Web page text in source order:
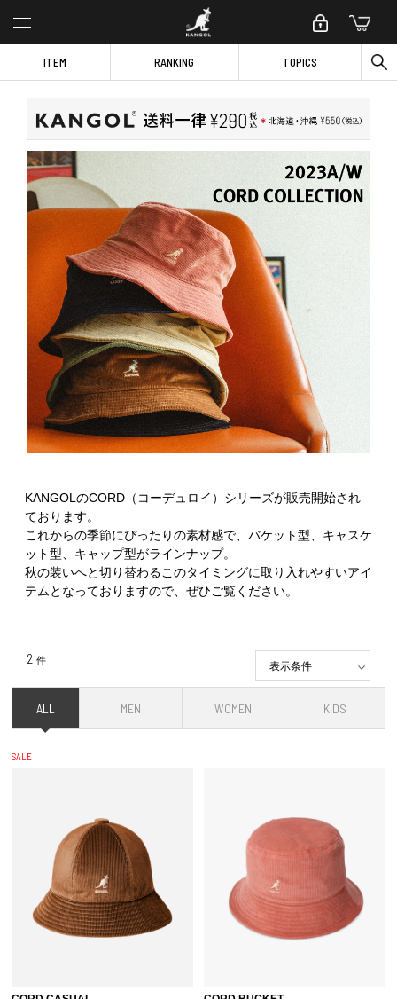
ITEM RANKING TOPICS
KANGOLのCORD（コーデュロイ）シリーズが販売開始され
ております。
これからの季節にぴったりの素材感で、バケット型、キャスケ
ット型、キャップ型がラインナップ。
秋の装いへと切り替わるこのタイミングに取り入れやすいアイ
テムとなっておりますので、ぜひご覧ください。
2 件 表示条件
ALL MEN WOMEN KIDS
SALE